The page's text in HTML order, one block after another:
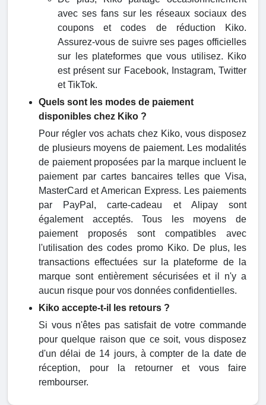
avec ses fans sur les réseaux sociaux des
coupons et codes de réduction Kiko.
Assurez-vous de suivre ses pages officielles
sur les plateformes que vous utilisez. Kiko
est présent sur Facebook, Instagram, Twitter
et TikTok.
Quels sont les modes de paiement
disponibles chez Kiko ?
Pour régler vos achats chez Kiko, vous disposez
de plusieurs moyens de paiement. Les modalités
de paiement proposées par la marque incluent le
paiement par cartes bancaires telles que Visa,
MasterCard et American Express. Les paiements
par PayPal, carte-cadeau et Alipay sont
également acceptés. Tous les moyens de
paiement proposés sont compatibles avec
l'utilisation des codes promo Kiko. De plus, les
transactions effectuées sur la plateforme de la
marque sont entièrement sécurisées et il n'y a
aucun risque pour vos données confidentielles.
Kiko accepte-t-il les retours ?
Si vous n'êtes pas satisfait de votre commande
pour quelque raison que ce soit, vous disposez
d'un délai de 14 jours, à compter de la date de
réception, pour la retourner et vous faire
rembourser.